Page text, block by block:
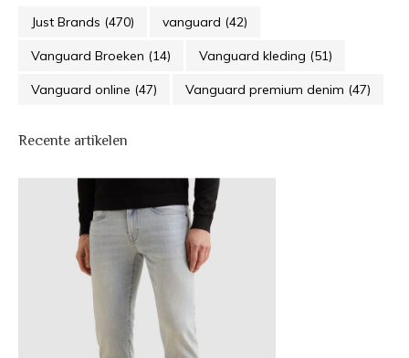
Just Brands (470) vanguard (42)
Vanguard Broeken (14) Vanguard kleding (51)
Vanguard online (47) Vanguard premium denim (47)
Recente artikelen